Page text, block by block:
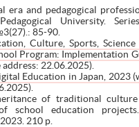
era and pedagogical
University.
85-90.
Culture, Sports, Science
Program: Implementation
22.06.2025).
Education in Japan, 2023
of traditional
school education
210 p.